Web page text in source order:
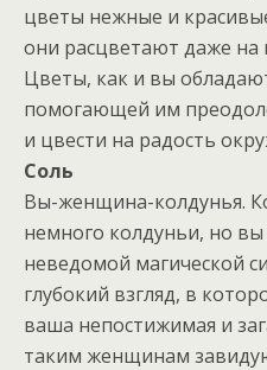
цветы нежные и
они расцветают даже на
Цветы, как и вы
помогающей им
и цвести на радость
Соль
Вы-женщина-колдунья.
немного колдуньи, но
неведомой магической
глубокий взгляд, в
ваша непостижимая и
таким женщинам